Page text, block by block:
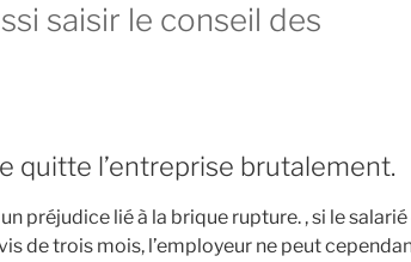
saisir le conseil des
quitte l’entreprise brutalement.
préjudice lié à la brique rupture. , si le
de trois mois, l’employeur ne peut